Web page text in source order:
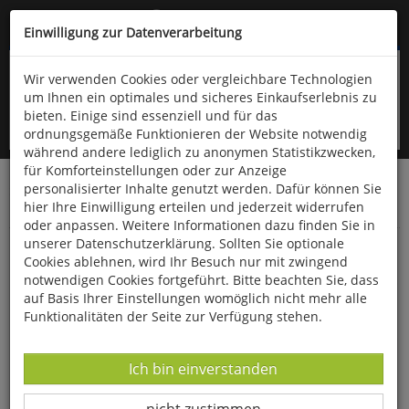
Kompletten Head der Seite überspringen
oder (06766) 9323-960
Startseite Bücher Downloads
Zeitschriften
Der Falke
Die Alpendohle
Einwilligung zur Datenverarbeitung
Wir verwenden Cookies oder vergleichbare Technologien
um Ihnen ein optimales und sicheres Einkaufserlebnis zu
bieten. Einige sind essenziell und für das
ordnungsgemäße Funktionieren der Website notwendig
während andere lediglich zu anonymen Statistikzwecken,
für Komforteinstellungen oder zur Anzeige
personalisierter Inhalte genutzt werden. Dafür können Sie
hier Ihre Einwilligung erteilen und jederzeit widerrufen
oder anpassen. Weitere Informationen dazu finden Sie in
unserer Datenschutzerklärung. Sollten Sie optionale
Cookies ablehnen, wird Ihr Besuch nur mit zwingend
notwendigen Cookies fortgeführt. Bitte beachten Sie, dass
auf Basis Ihrer Einstellungen womöglich nicht mehr alle
Funktionalitäten der Seite zur Verfügung stehen.
Datenverarbeitung -
Ich bin einverstanden